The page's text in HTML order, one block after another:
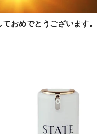
おめでとうございます。